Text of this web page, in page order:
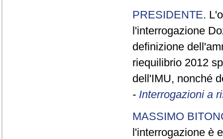
PRESIDENTE.
l'interrogazione
definizione
riequilibrio 2012
dell'IMU, nonché
- Interrogazioni a
MASSIMO
l'interrogazione è